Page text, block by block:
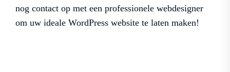
nog contact op met een professionele webdesigner
om uw ideale WordPress website te laten maken!